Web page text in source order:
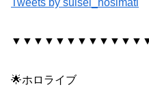
🌟ホロライブ